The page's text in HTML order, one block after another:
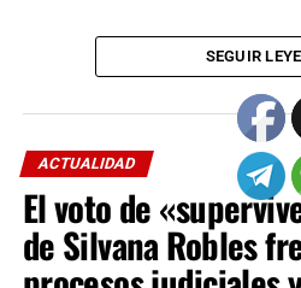
SEGUIR
ACTUALIDAD
El voto de
de Silvana Robles